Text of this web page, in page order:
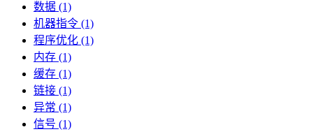
数据 (1)
机器指令 (1)
程序优化 (1)
内存 (1)
缓存 (1)
链接 (1)
异常 (1)
信号 (1)